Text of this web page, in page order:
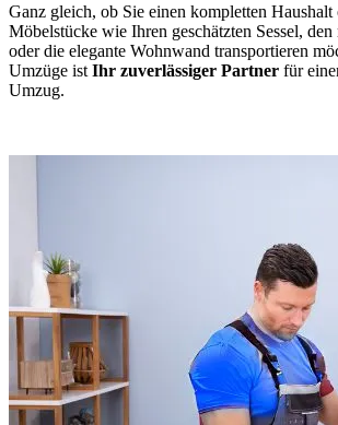
Ganz gleich, ob Sie einen kompletten Haushalt
Möbelstücke wie Ihren geschätzten Sessel, den
oder die elegante Wohnwand transportieren
Umzüge ist Ihr zuverlässiger Partner für
Umzug.